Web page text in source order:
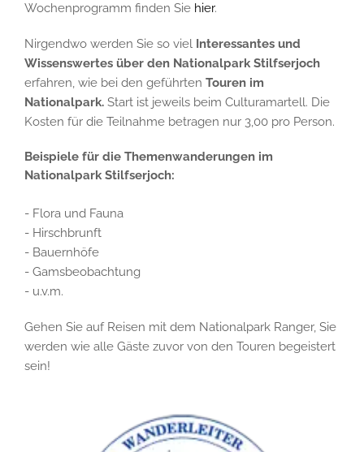
Wochenprogramm finden Sie hier.
Nirgendwo werden Sie so viel Interessantes und
Wissenswertes über den Nationalpark Stilfserjoch
erfahren, wie bei den geführten Touren im
Nationalpark. Start ist jeweils beim Culturamartell. Die
Kosten für die Teilnahme betragen nur 3,00 pro Person.
Beispiele für die Themenwanderungen im
Nationalpark Stilfserjoch:
- Flora und Fauna
- Hirschbrunft
- Bauernhöfe
- Gamsbeobachtung
- u.v.m.
Gehen Sie auf Reisen mit dem Nationalpark Ranger, Sie
werden wie alle Gäste zuvor von den Touren begeistert
sein!